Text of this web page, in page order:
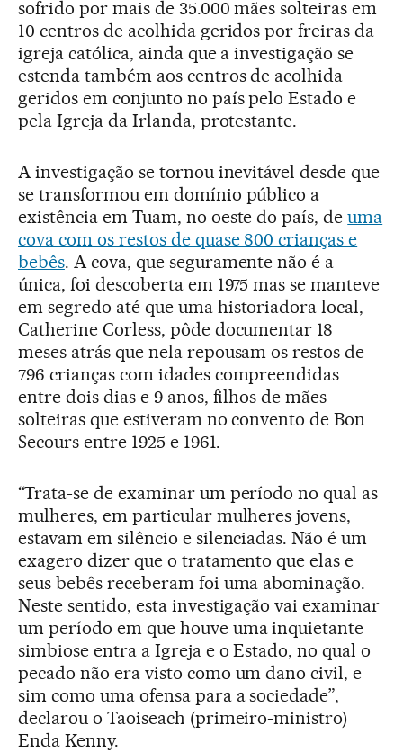
sofrido por mais de 35.000 mães solteiras em
10 centros de acolhida geridos por freiras da
igreja católica, ainda que a investigação se
estenda também aos centros de acolhida
geridos em conjunto no país pelo Estado e
pela Igreja da Irlanda, protestante.
A investigação se tornou inevitável desde que
se transformou em domínio público a
existência em Tuam, no oeste do país, deuma
cova com os restos de quase 800 crianças e
bebês. A cova, que seguramente não é a
única, foi descoberta em 1975 mas se manteve
em segredo até que uma historiadora local,
Catherine Corless, pôde documentar 18
meses atrás que nela repousam os restos de
796 crianças com idades compreendidas
entre dois dias e 9 anos, filhos de mães
solteiras que estiveram no convento de Bon
Secours entre 1925 e 1961.
“Trata-se de examinar um período no qual as
mulheres, em particular mulheres jovens,
estavam em silêncio e silenciadas. Não é um
exagero dizer que o tratamento que elas e
seus bebês receberam foi uma abominação.
Neste sentido, esta investigação vai examinar
um período em que houve uma inquietante
simbiose entra a Igreja e o Estado, no qual o
pecado não era visto como um dano civil, e
sim como uma ofensa para a sociedade”,
declarou o Taoiseach (primeiro-ministro)
Enda Kenny.